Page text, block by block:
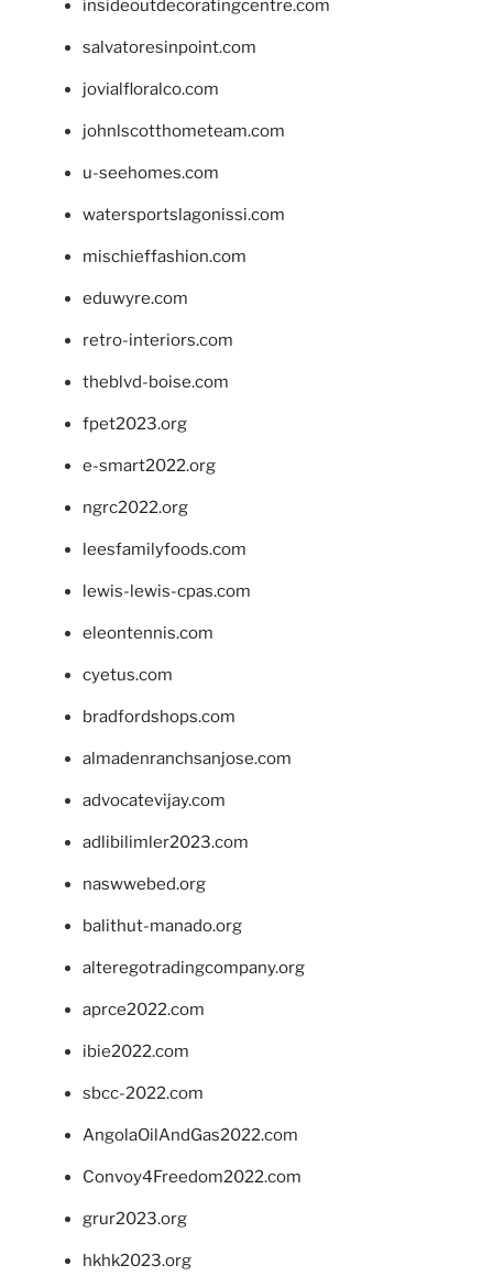
insideoutdecoratingcentre.com
salvatoresinpoint.com
jovialfloralco.com
johnlscotthometeam.com
u-seehomes.com
watersportslagonissi.com
mischieffashion.com
eduwyre.com
retro-interiors.com
theblvd-boise.com
fpet2023.org
e-smart2022.org
ngrc2022.org
leesfamilyfoods.com
lewis-lewis-cpas.com
eleontennis.com
cyetus.com
bradfordshops.com
almadenranchsanjose.com
advocatevijay.com
adlibilimler2023.com
naswwebed.org
balithut-manado.org
alteregotradingcompany.org
aprce2022.com
ibie2022.com
sbcc-2022.com
AngolaOilAndGas2022.com
Convoy4Freedom2022.com
grur2023.org
hkhk2023.org